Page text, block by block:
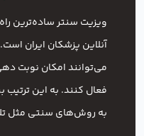
ویزیت سنتر ساده‌ترین
آنلاین پزشکان ایران
می‌توانند امکان نوبت
فعال کنند. به این ترتیب
به روش‌های سنتی مثل